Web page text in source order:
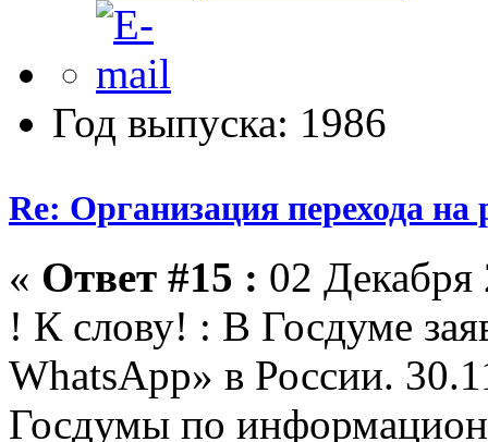
Год выпуска: 1986
Re: Организация перехода на
« Ответ #15 : 02
! К слову! : В Госдуме
WhatsApp» в России.
Госдумы по